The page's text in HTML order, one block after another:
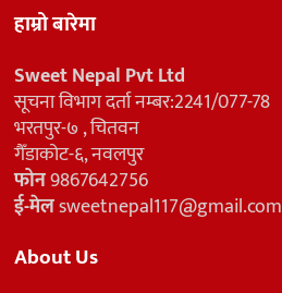
हाम्रो बारेमा
Sweet Nepal Pvt Ltd
सूचना विभाग दर्ता नम्बर:2241/077-78
भरतपुर-७ , चितवन
गैँडाकोट-६, नवलपुर
फोन9867642756
ई-मेलsweetnepal117@gmail.com
About Us